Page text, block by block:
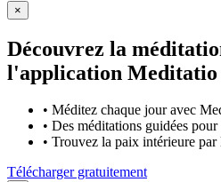
×
Découvrez la
l'application Meditatio
• Méditez chaque jour avec
• Des méditations guidées
• Trouvez la paix intérieure par
Télécharger gratuitement